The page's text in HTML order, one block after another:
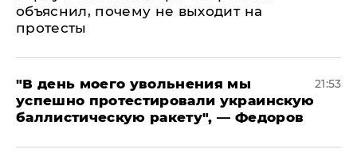
объяснил, почему не выходит на
протесты
​"В день моего увольнения мы
успешно протестировали украинскую
баллистическую ракету", — Федоров
21:53